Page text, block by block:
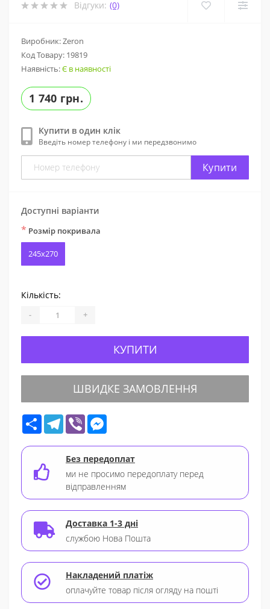
Відгуки: (0)
Виробник: Zeron
Код Товару: 19819
Наявність:Є в наявності
1 740 грн.
Купити в один клік
Введіть номер телефону і ми передзвонимо
Купити
Доступні варіанти
* Розмір покривала
245x270
Кількість:
- +
КУПИТИ
ШВИДКЕ ЗАМОВЛЕННЯ
Share Telegram
Viber
Без передоплат
ми не просимо передоплату перед
відправленням
Доставка 1-3 дні
службою Нова Пошта
Накладений платіж
оплачуйте товар після огляду на пошті